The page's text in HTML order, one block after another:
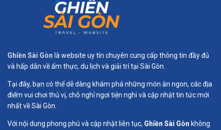
Ghiền Sài Gòn là website uy tín chuyên cung cấp thông tin đầy đủ
và hấp dẫn về ẩm thực, du lịch và giải trí tại Sài Gòn.
Tại đây, bạn có thể dễ dàng khám phá những món ăn ngon, các địa
điểm vui chơi thú vị, chỗ nghỉ ngơi tiện nghi và cập nhật tin tức mới
nhất về Sài Gòn.
Với nội dung phong phú và cập nhật liên tục, Ghiền Sài Gòn không